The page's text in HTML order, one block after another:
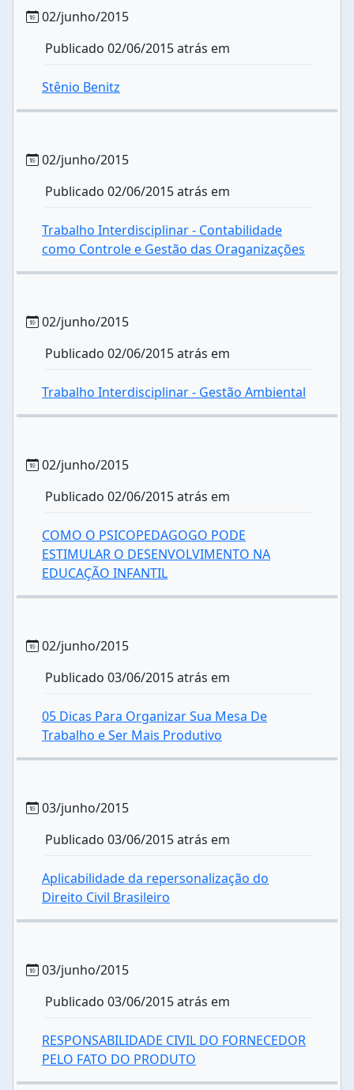
02/junho/2015
Publicado 02/06/2015 atrás em
Stênio Benitz
02/junho/2015
Publicado 02/06/2015 atrás em
Trabalho Interdisciplinar - Contabilidade
como Controle e Gestão das Oraganizações
02/junho/2015
Publicado 02/06/2015 atrás em
Trabalho Interdisciplinar - Gestão Ambiental
02/junho/2015
Publicado 02/06/2015 atrás em
COMO O PSICOPEDAGOGO PODE
ESTIMULAR O DESENVOLVIMENTO NA
EDUCAÇÃO INFANTIL
02/junho/2015
Publicado 03/06/2015 atrás em
05 Dicas Para Organizar Sua Mesa De
Trabalho e Ser Mais Produtivo
03/junho/2015
Publicado 03/06/2015 atrás em
Aplicabilidade da repersonalização do
Direito Civil Brasileiro
03/junho/2015
Publicado 03/06/2015 atrás em
RESPONSABILIDADE CIVIL DO FORNECEDOR
PELO FATO DO PRODUTO